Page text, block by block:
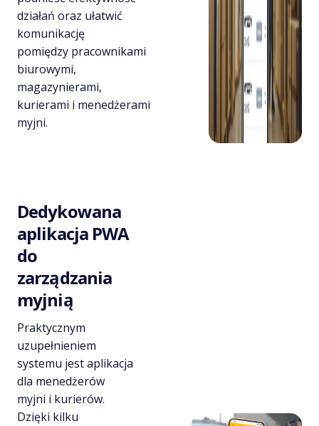
działań oraz ułatwić
komunikację
pomiędzy pracownikami
biurowymi,
magazynierami,
kurierami i menedżerami
myjni.
Dedykowana
aplikacja PWA
do
zarządzania
myjnią
Praktycznym
uzupełnieniem
systemu jest aplikacja
dla menedżerów
myjni i kurierów.
Dzięki kilku